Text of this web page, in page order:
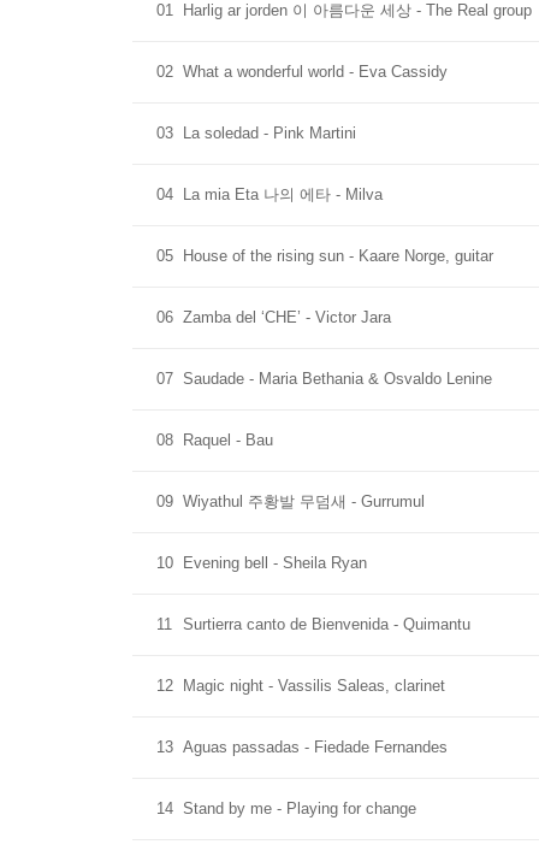
01 Harlig ar jorden 이 아름다운 세상 - The Real group
02 What a wonderful world - Eva Cassidy
03 La soledad - Pink Martini
04 La mia Eta 나의 에타 - Milva
05 House of the rising sun - Kaare Norge, guitar
06 Zamba del ‘CHE’ - Victor Jara
07 Saudade - Maria Bethania & Osvaldo Lenine
08 Raquel - Bau
09 Wiyathul 주황발 무덤새 - Gurrumul
10 Evening bell - Sheila Ryan
11 Surtierra canto de Bienvenida - Quimantu
12 Magic night - Vassilis Saleas, clarinet
13 Aguas passadas - Fiedade Fernandes
14 Stand by me - Playing for change